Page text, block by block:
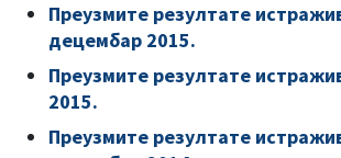
Преузмите резултате
децембар 2015.
Преузмите резултате
2015.
Преузмите резултате